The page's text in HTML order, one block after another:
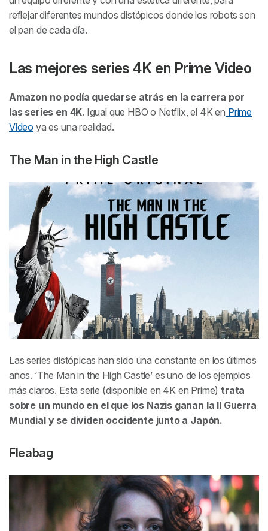
reflejar diferentes mundos distópicos donde los robots son
el pan de cada día.
Las mejores series 4K en Prime Video
Amazon no podía quedarse atrás en la carrera por
las series en 4K. Igual que HBO o Netflix, el 4K en Prime
Video ya es una realidad.
The Man in the High Castle
Las series distópicas han sido una constante en los últimos
años. ‘The Man in the High Castle’ es uno de los ejemplos
más claros. Esta serie (disponible en 4K en Prime)trata
sobre un mundo en el que los Nazis ganan la II Guerra
Mundial y se dividen occidente junto a Japón.
Fleabag